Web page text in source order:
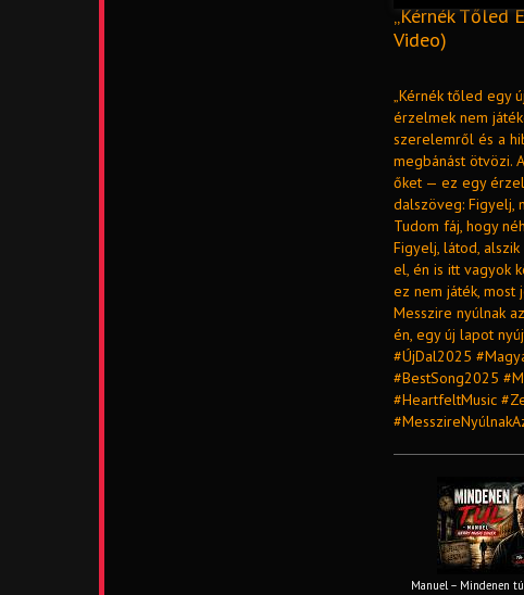
„Kérnék Tőled
Video)
„Kérnék tőled egy
érzelmek nem
szerelemről és a
megbánást ötvözi.
őket — ez egy
dalszöveg: Figyelj,
Tudom fáj, hogy
Figyelj, látod,
el, én is itt vagyok
ez nem játék, most
Messzire nyúlnak
én, egy új lapot
#ÚjDal2025
#BestSong2025
#HeartfeltMusic
Manuel – Mindenen